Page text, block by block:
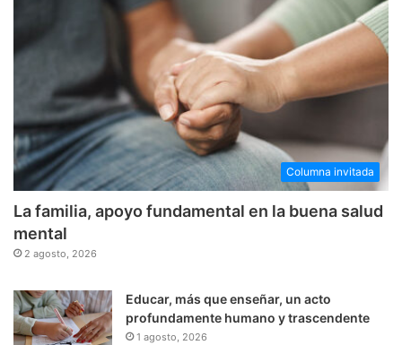
Columna invitada
La familia, apoyo fundamental en la buena salud
mental
2 agosto, 2026
Educar, más que enseñar, un acto
profundamente humano y trascendente
1 agosto, 2026